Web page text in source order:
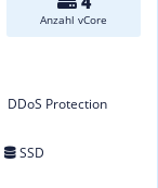
Anzahl vCore
DDoS Protection
SSD